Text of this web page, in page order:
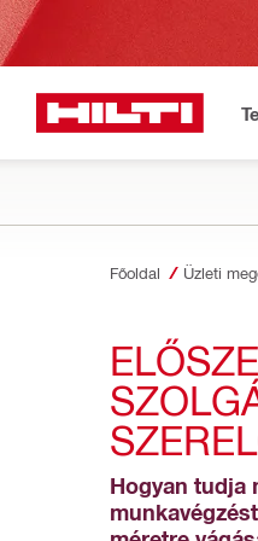
Főoldal Üzleti
Hogyan tudja